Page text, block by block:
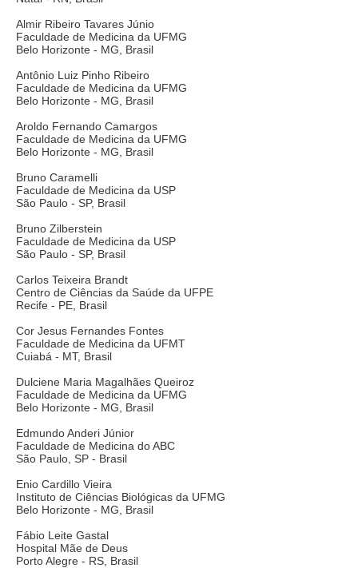
Almir Ribeiro Tavares Júnio
Faculdade de Medicina da UFMG
Belo Horizonte - MG, Brasil
Antônio Luiz Pinho Ribeiro
Faculdade de Medicina da UFMG
Belo Horizonte - MG, Brasil
Aroldo Fernando Camargos
Faculdade de Medicina da UFMG
Belo Horizonte - MG, Brasil
Bruno Caramelli
Faculdade de Medicina da USP
São Paulo - SP, Brasil
Bruno Zilberstein
Faculdade de Medicina da USP
São Paulo - SP, Brasil
Carlos Teixeira Brandt
Centro de Ciências da Saúde da UFPE
Recife - PE, Brasil
Cor Jesus Fernandes Fontes
Faculdade de Medicina da UFMT
Cuiabá - MT, Brasil
Dulciene Maria Magalhães Queiroz
Faculdade de Medicina da UFMG
Belo Horizonte - MG, Brasil
Edmundo Anderi Júnior
Faculdade de Medicina do ABC
São Paulo, SP - Brasil
Enio Cardillo Vieira
Instituto de Ciências Biológicas da UFMG
Belo Horizonte - MG, Brasil
Fábio Leite Gastal
Hospital Mãe de Deus
Porto Alegre - RS, Brasil